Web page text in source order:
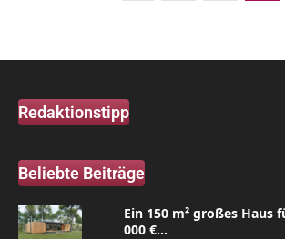
Redaktionstipp
Beliebte Beiträge
Ein 150 m² großes Haus
000 €...